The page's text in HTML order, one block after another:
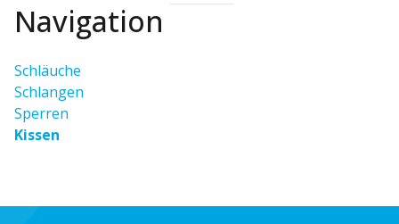
Navigation
Schläuche
Schlangen
Sperren
Kissen